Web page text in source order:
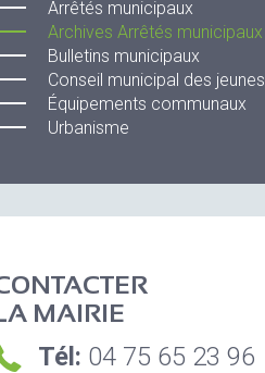
Arrêtés municipaux
Archives Arrêtés municipaux
Bulletins municipaux
Conseil municipal des jeunes
Équipements communaux
Urbanisme
MAIRIE
Tél: 04 75 65 23 96